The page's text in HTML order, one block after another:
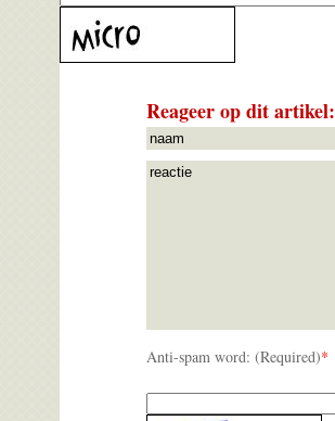
Reageer op dit artikel:
Anti-spam word: (Required)*